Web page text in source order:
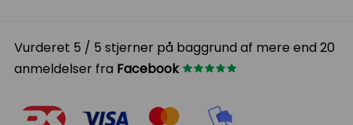
Vurderet 5 / 5 stjerner på baggrund af mere end 20
anmeldelser fra Facebook